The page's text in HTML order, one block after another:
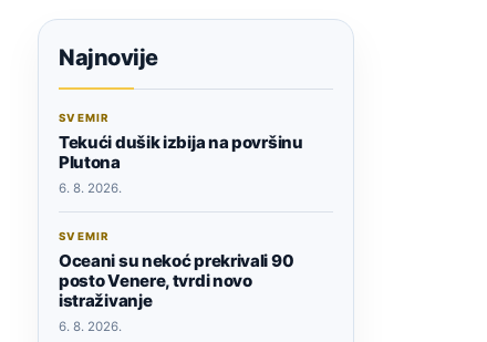
Najnovije
SVEMIR
Tekući dušik izbija na površinu
Plutona
6. 8. 2026.
SVEMIR
Oceani su nekoć prekrivali 90
posto Venere, tvrdi novo
istraživanje
6. 8. 2026.